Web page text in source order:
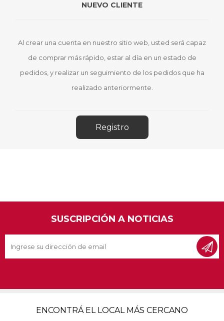
NUEVO CLIENTE
Al crear una cuenta en nuestro sitio web, usted será capaz
de comprar más rápido, estar al día en un estado de
pedidos, y realizar un seguimiento de los pedidos que ha
realizado anteriormente.
SUSCRIPCIÓN A NOTICIAS
ENCONTRÁ EL LOCAL MÁS CERCANO